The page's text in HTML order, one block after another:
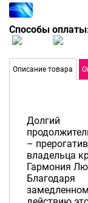
Способы
Описание товара
Долгий
–
владельца
Гармония
Благодаря